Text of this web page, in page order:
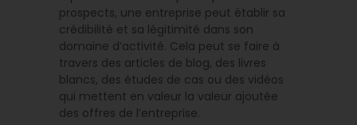
prospects, une entreprise peut établir sa
crédibilité et sa légitimité dans son
domaine d’activité. Cela peut se faire à
travers des articles de blog, des livres
blancs, des études de cas ou des vidéos
qui mettent en valeur la valeur ajoutée
des offres de l’entreprise.